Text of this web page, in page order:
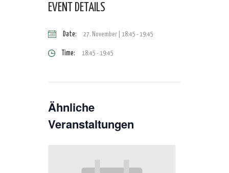
EVENT DETAILS
Date: 27. November | 18:45 -19:45
Time: 18:45 - 19:45
Ähnliche
Veranstaltungen